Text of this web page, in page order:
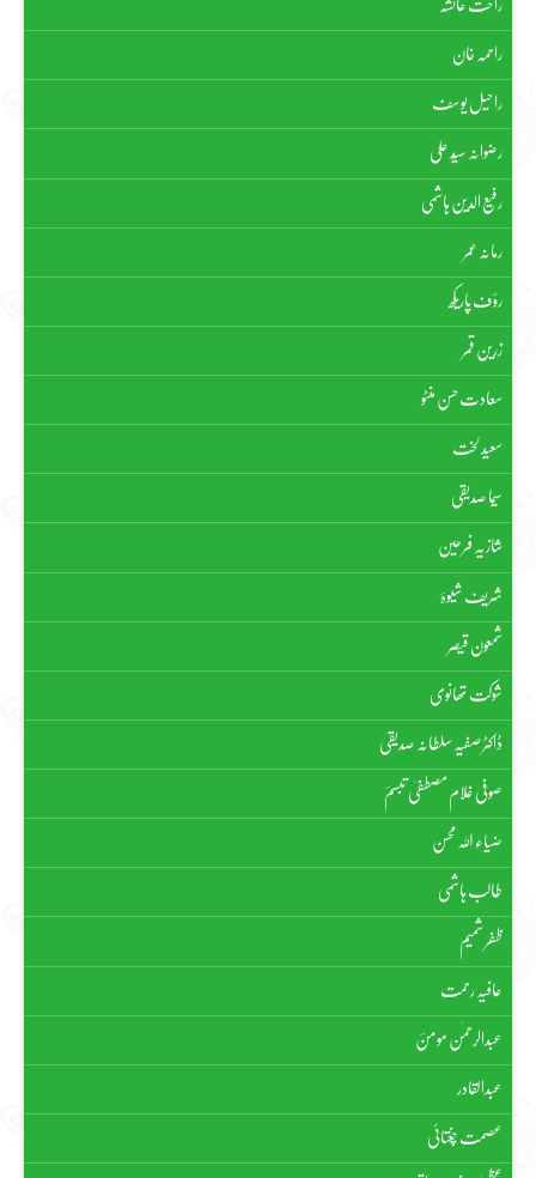
راحت عائشہ
راحمہ خان
راحیل یوسف
رضوانہ سیّد علی
رفیع الدین ہاشمی
رمانہ عمر
رؤف پاریکھ
زرین قمر
سعادت حسن منٹو
سعید لخت
سیما صدیقی
شازیہ فرحین
شریف شیوہؔ
شمعون قیصر
شوکت تھانوی
ڈاکٹر صفیہ سلطانہ صدیقی
صوفی غلام مصطفیٰ تبسمؔ
ضیاء اللہ محسن
طالب ہاشمی
ظفر شمیم
عافیہ رحمت
عبدالرحمٰن مومنؔ
عبدالقادر
عصمت چغتائی